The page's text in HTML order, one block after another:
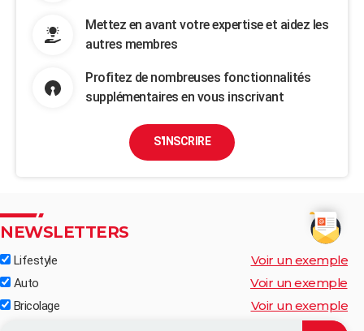
Mettez en avant votre expertise et aidez les
autres membres
Profitez de nombreuses fonctionnalités
supplémentaires en vous inscrivant
S'INSCRIRE
NEWSLETTERS
Lifestyle Voir un exemple
Auto Voir un exemple
Bricolage Voir un exemple